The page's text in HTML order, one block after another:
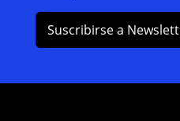
Suscribirse a